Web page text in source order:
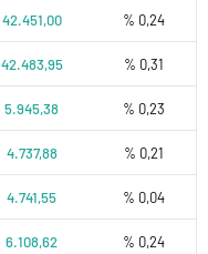
42.451,00 % 0,24
42.483,95
% 0,31
5.945,38
% 0,23
4.737,88
% 0,21
4.741,55
% 0,04
6.108,62 % 0,24